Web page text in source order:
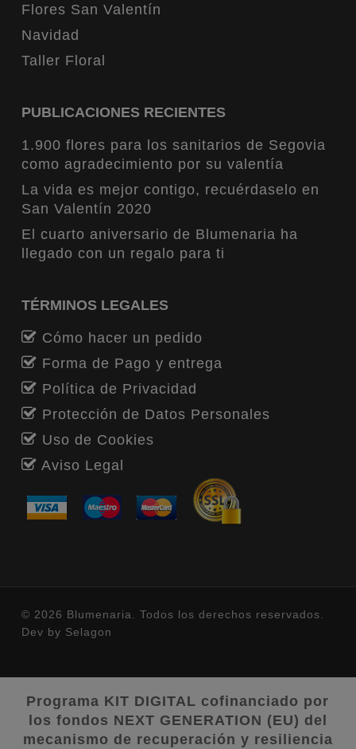
Flores San Valentín
Navidad
Taller Floral
PUBLICACIONES RECIENTES
1.900 flores para los sanitarios de Segovia
como agradecimiento por su valentía
La vida es mejor contigo, recuérdaselo en
San Valentín 2020
El cuarto aniversario de Blumenaria ha
llegado con un regalo para ti
TÉRMINOS LEGALES
Cómo hacer un pedido
Forma de Pago y entrega
Política de Privacidad
Protección de Datos Personales
Uso de Cookies
Aviso Legal
© 2026 Blumenaria. Todos los derechos reservados.
Dev by Selagon
Programa KIT DIGITAL cofinanciado por
los fondos NEXT GENERATION (EU) del
mecanismo de recuperación y resiliencia